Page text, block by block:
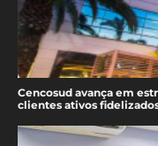
Cencosud avança em
clientes ativos